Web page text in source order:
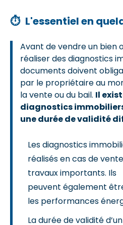
⏱ L'essentiel en
Avant de vendre un bien
réaliser des diagnostics
documents doivent
par le propriétaire au
la vente ou du bail. Il
diagnostics
une durée de validité
Les diagnostics
réalisés en cas de
travaux importants. Ils
peuvent également
les performances
La durée de validité